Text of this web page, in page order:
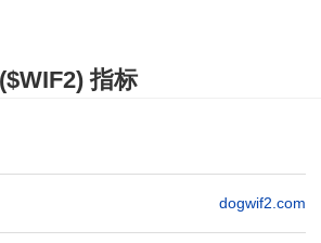
指标
dogwif2.com
于支付和作为各种DeFi应用中的实用代币，实
可以参与质押以赚取奖励，并参与治理决策，
活跃，正在持续开发，并拥有一个专注的社